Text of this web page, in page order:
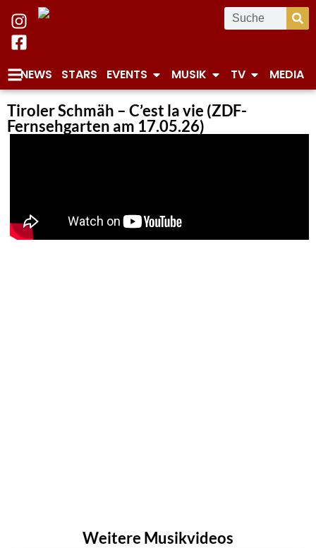
NEWS STARS EVENTS MUSIK TV MEDIA
Tiroler Schmäh – C’est la vie (ZDF-
Fernsehgarten am 17.05.26)
Weitere Musikvideos